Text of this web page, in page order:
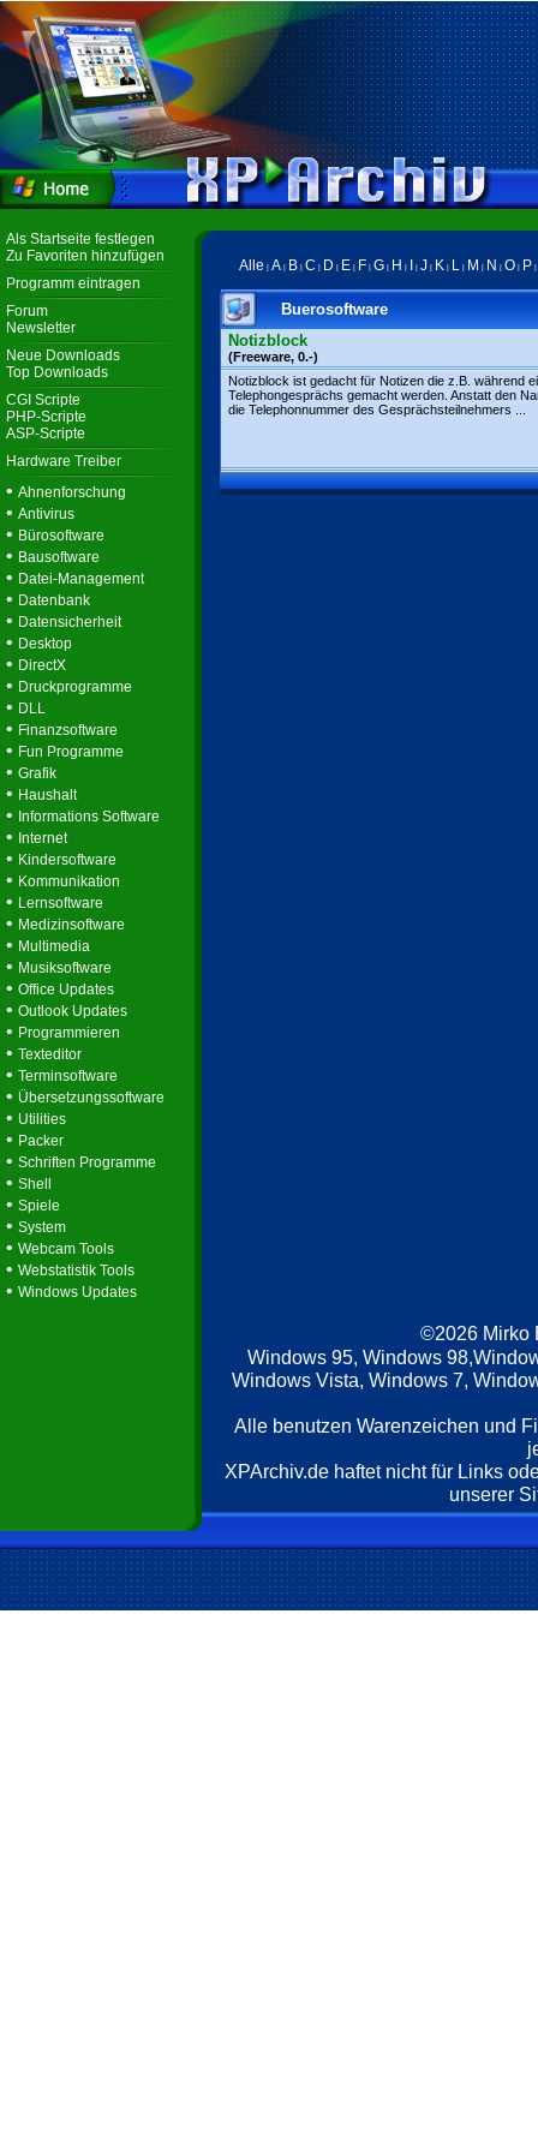
Als Startseite festlegen
Zu Favoriten hinzufügen
Programm eintragen
Forum
Newsletter
Neue Downloads
Top Downloads
CGI Scripte
PHP-Scripte
ASP-Scripte
Hardware Treiber
• Ahnenforschung
• Antivirus
• Bürosoftware
• Bausoftware
• Datei-Management
• Datenbank
• Datensicherheit
• Desktop
• DirectX
• Druckprogramme
• DLL
• Finanzsoftware
• Fun Programme
• Grafik
• Haushalt
• Informations Software
• Internet
• Kindersoftware
• Kommunikation
• Lernsoftware
• Medizinsoftware
• Multimedia
• Musiksoftware
• Office Updates
• Outlook Updates
• Programmieren
• Texteditor
• Terminsoftware
• Übersetzungssoftware
• Utilities
• Packer
• Schriften Programme
• Shell
• Spiele
• System
• Webcam Tools
• Webstatistik Tools
• Windows Updates
Alle A B C D E F G H J K L M N O P
Buerosoftware
Notizblock
(Freeware, 0.-)
Notizblock ist gedacht für Notizen die z.B. während
Telephongesprächs gemacht werden. Anstatt den
die Telephonnummer des Gesprächsteilnehmers ...
©2026 Mirko
Windows 95, Windows
Windows Vista, Windows 7,
Alle benutzen Warenzeichen und
XPArchiv.de haftet nicht für Links
unserer